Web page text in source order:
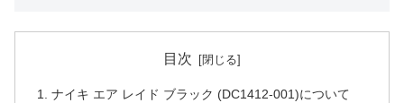
目次
ナイキ エア レイド ブラック (DC1412-001)について